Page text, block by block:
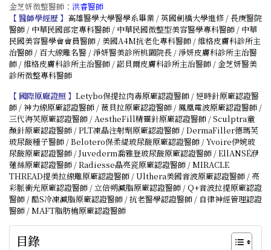
金芝妍微整醫師： 洪睿醫師
【 醫師學經歷 】 高雄醫學大學醫學系畢業 / 英國劍橋大學進修 / 長庚醫院
醫師 / 中華民國部定專科醫師 / 中華民國微整型美容醫學專科醫師 / 中華
民國美容醫學會會員醫師 / 美國A4M抗老化專科醫師 / 維格皮膚科診所主
治醫師 / 百大線雕名醫 / 淨妍醫美診所桃園院長 / 淨妍皮膚科診所主治醫
師 / 維格皮膚科診所主治醫師 / 諾貝爾皮膚科診所主治醫師 / 金芝妍醫美
診所微整專科醫師
【 國際原廠證照 】 Letybo保提拉肉毒原廠認證醫師 / 逆時針原廠認證醫
師 / 神力線原廠認證醫師 / 薇貝拉原廠認證醫師 / 鳳凰電波原廠認證醫師 /
三代海芙原廠認證醫師 / AestheFill精靈針原廠認證醫師 / Sculptra童
顏針原廠認證醫師 / PLT凍晶注射劑原廠認證醫師 / DermaFiller德瑪芙
玻尿酸種子醫師 / Belotero保柔緹玻尿酸原廠認證醫師 / Yvoire伊婉玻
尿酸原廠認證醫師 / Juvederm喬雅登玻尿酸原廠認證醫師 / EllANSÉ洢
蓮絲原廠認證醫師 / Radiesse晶亮瓷原廠認證醫師 / MIRACLE
THREAD提美拉線雕原廠認證醫師 / Ulthera美國音波原廠認證醫師 / 亮
彩脈衝光原廠認證醫師 / 立倍朔減脂原廠認證醫師 / Q+音波拉提原廠認證
醫師 / 酷S冷凍減脂原廠認證醫師 / 抗老醫學認證醫師 / 自律神經管理認證
醫師 / MAFT脂肪槍原廠認證醫師
目錄